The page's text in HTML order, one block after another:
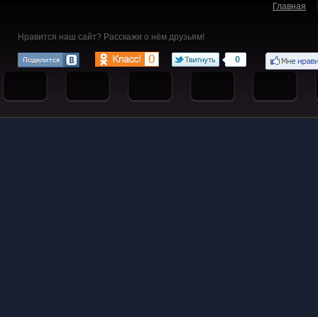
Главная
Нравится наш сайт? Расскажи о нём друзьям!